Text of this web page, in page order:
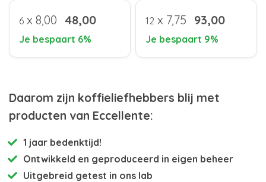
6 x 8,00 48,00
Je bespaart 6%
12 x 7,75 93,00
Je bespaart 9%
Daarom zijn koffieliefhebbers blij met
producten van Eccellente:
1 jaar bedenktijd!
Ontwikkeld en geproduceerd in eigen beheer
Uitgebreid getest in ons lab